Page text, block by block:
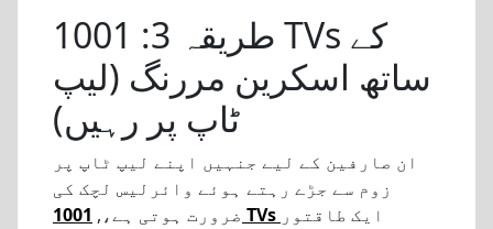
طریقہ 3: 1001 TVs کے
ساتھ اسکرین مررنگ (لیپ
ٹاپ پر رہیں)
ان صارفین کے لیے جنہیں اپنے لیپ ٹاپ پر
زوم سے جڑے رہتے ہوئے وائرلیس لچک کی
ضرورت ہوتی ہے،, 1001 TVs ایک طاقتور